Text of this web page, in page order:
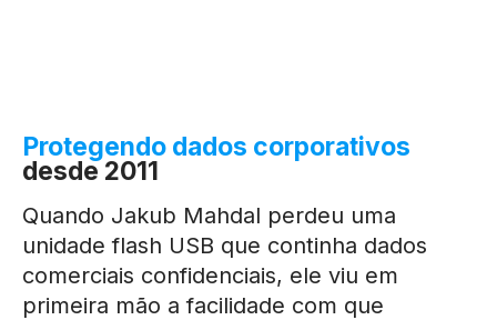
Protegendo dados corporativos
desde 2011
Quando Jakub Mahdal perdeu uma
unidade flash USB que continha dados
comerciais confidenciais, ele viu em
primeira mão a facilidade com que